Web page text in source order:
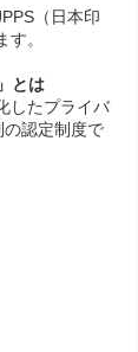
（日本印
。
とは
したプライバ
認定制度で